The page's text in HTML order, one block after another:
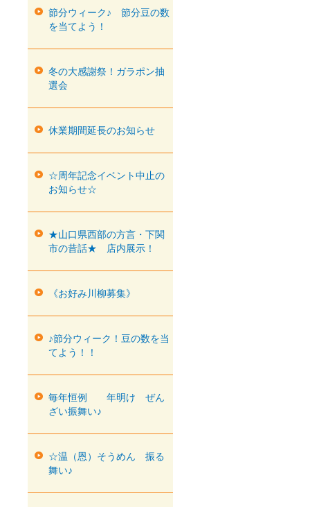
節分ウィーク♪ 節分豆の数
を当てよう！
冬の大感謝祭！ガラポン抽
選会
休業期間延長のお知らせ
☆周年記念イベント中止の
お知らせ☆
★山口県西部の方言・下関
市の昔話★ 店内展示！
《お好み川柳募集》
♪節分ウィーク！豆の数を当
てよう！！
毎年恒例 年明け ぜん
ざい振舞い♪
☆温（恩）そうめん 振る
舞い♪